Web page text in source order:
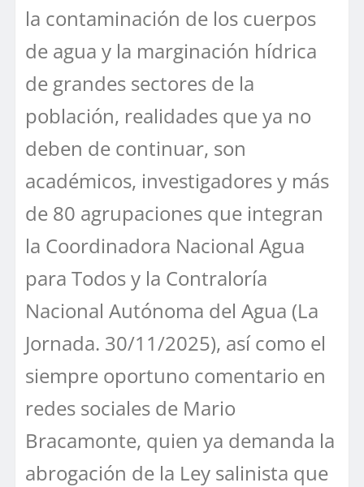
la contaminación de los cuerpos
de agua y la marginación hídrica
de grandes sectores de la
población, realidades que ya no
deben de continuar, son
académicos, investigadores y más
de 80 agrupaciones que integran
la Coordinadora Nacional Agua
para Todos y la Contraloría
Nacional Autónoma del Agua (La
Jornada. 30/11/2025), así como el
siempre oportuno comentario en
redes sociales de Mario
Bracamonte, quien ya demanda la
abrogación de la Ley salinista que